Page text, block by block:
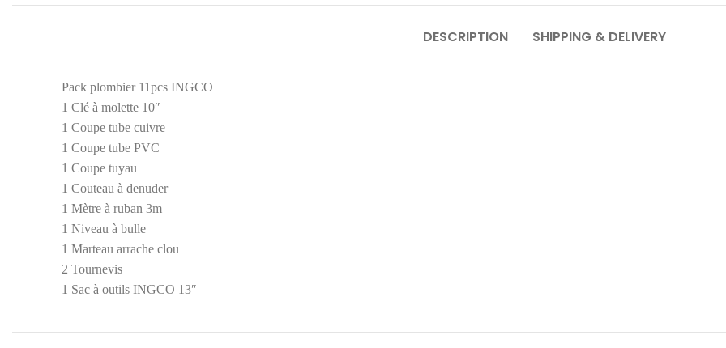
DESCRIPTION SHIPPING & DELIVERY
Pack plombier 11pcs INGCO
1 Clé à molette 10″
1 Coupe tube cuivre
1 Coupe tube PVC
1 Coupe tuyau
1 Couteau à denuder
1 Mètre à ruban 3m
1 Niveau à bulle
1 Marteau arrache clou
2 Tournevis
1 Sac à outils INGCO 13″